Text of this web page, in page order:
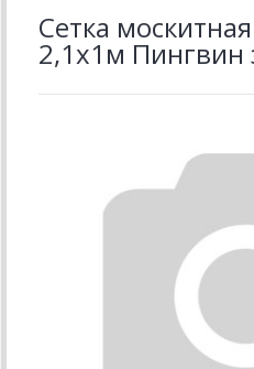
Сетка
2,1х1м Пингвин